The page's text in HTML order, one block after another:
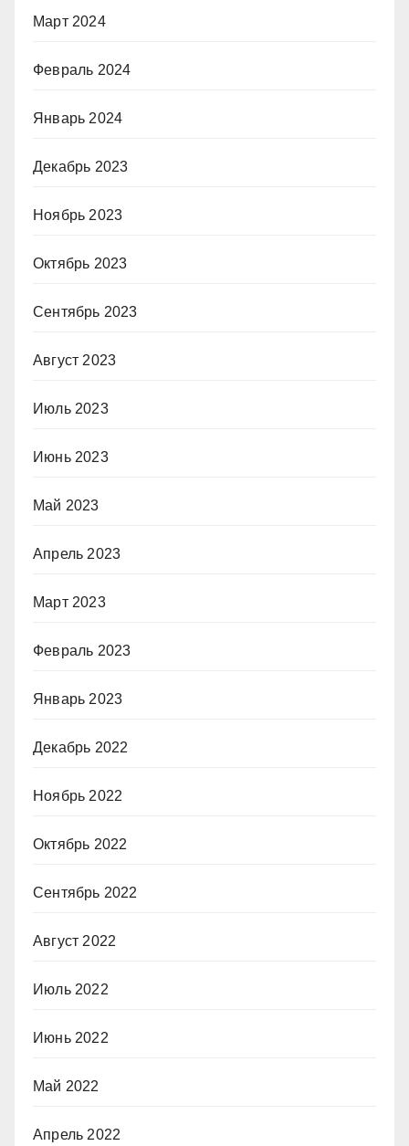
Март 2024
Февраль 2024
Январь 2024
Декабрь 2023
Ноябрь 2023
Октябрь 2023
Сентябрь 2023
Август 2023
Июль 2023
Июнь 2023
Май 2023
Апрель 2023
Март 2023
Февраль 2023
Январь 2023
Декабрь 2022
Ноябрь 2022
Октябрь 2022
Сентябрь 2022
Август 2022
Июль 2022
Июнь 2022
Май 2022
Апрель 2022